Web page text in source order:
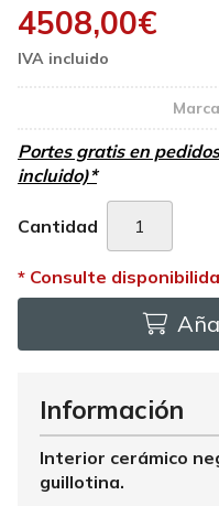
4508,00€
Portes gratis en
incluido)*
Cantidad
Información
Interior cerámico
guillotina.